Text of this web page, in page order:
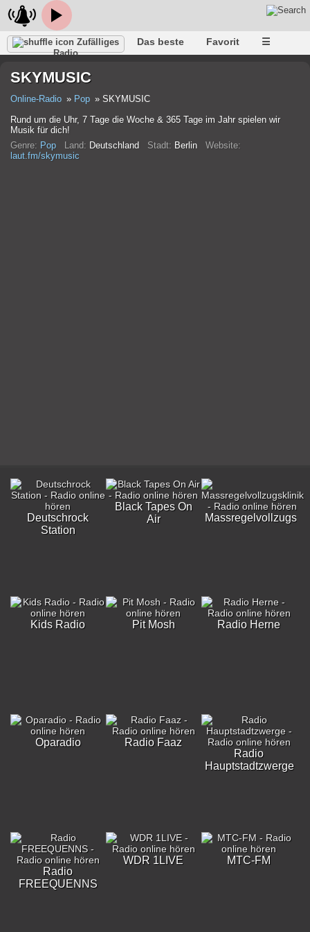
Zufälliges
Radio
Das beste Favorit ☰
SKYMUSIC
Online-Radio Pop
SKYMUSIC
Rund um die Uhr, 7 Tage die Woche & 365 Tage im Jahr spielen wir
Musik für dich!
Genre: Pop Land: Deutschland Stadt: Berlin Website:
laut.fm/skymusic
Deutschrock
Station
Black Tapes On
Air
Kids Radio Pit Mosh Radio Herne
Oparadio
Radio Faaz
Radio
Hauptstadtzwerge
Radio
FREEQUENNS
WDR 1LIVE MTC-FM